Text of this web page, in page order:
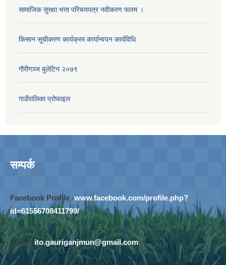
सामाजिक सुरक्षा भत्ता परिचयपत्र नवीकरण फारम ।
किसान सूचीकरण कार्यक्रम कार्यान्वयन कार्यविधि
गौरीगञ्‍ज बुलेटिन २०७९
गाउँपालिका प्रोफाइल
सम्पर्क
Facebook Profile -www.facebook.com/profile.php?
id=61556708411799/
Email- ito.gauriganjmun@gmail.com